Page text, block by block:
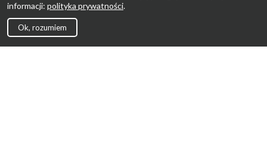
informacji: polityka prywatności.
Ok, rozumiem